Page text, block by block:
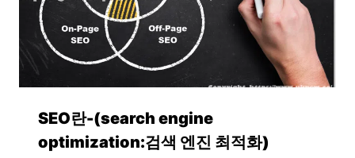
SEO란-(search engine
optimization:검색 엔진 최적화)